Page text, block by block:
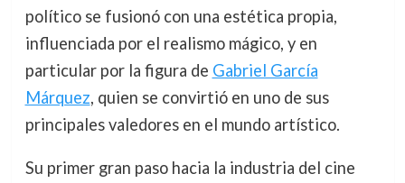
político se fusionó con una estética propia,
influenciada por el realismo mágico, y en
particular por la figura de Gabriel García
Márquez, quien se convirtió en uno de sus
principales valedores en el mundo artístico.
Su primer gran paso hacia la industria del cine